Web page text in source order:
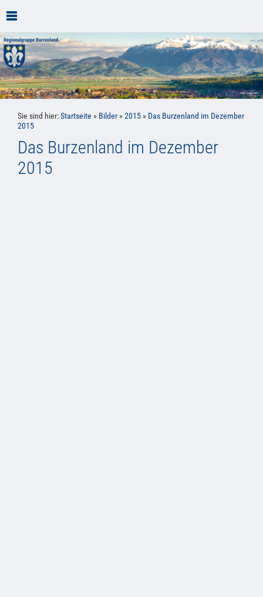
Sie sind hier:Startseite » Bilder »2015 » Das Burzenland im Dezember
2015
Das Burzenland im Dezember
2015